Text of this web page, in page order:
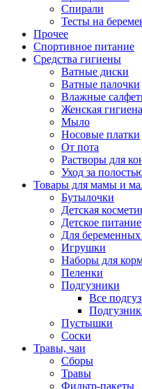
Спирали
Тесты на
Прочее
Спортивное питание
Средства гигиены
Ватные диски
Ватные палочки
Влажные
Женская гигиена
Мыло
Носовые платки
От пота
Растворы для
Уход за
Товары для мамы и
Бутылочки
Детская
Детское питание
Для
Игрушки
Наборы для
Пеленки
Подгузники
Все
Пустышки
Соски
Травы, чаи
Сборы
Травы
Фильтр-пакеты